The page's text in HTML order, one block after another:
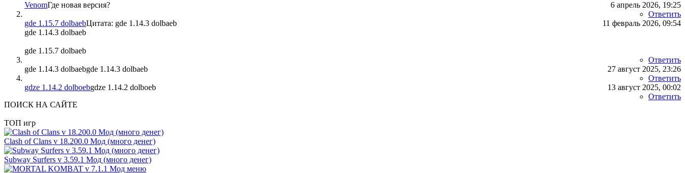
Venom 6 апрель 2026, 19:25
Где новая версия?
Ответить
gde 1.15.7 dolbaeb
11 февраль 2026, 09:54
Цитата: gde 1.14.3 dolbaeb
gde 1.14.3 dolbaeb
gde 1.15.7 dolbaeb
Ответить
gde 1.14.3 dolbaeb
27 август 2025, 23:26
gde 1.14.3 dolbaeb
Ответить
gdze 1.14.2 dolboeb
13 август 2025, 00:02
gdze 1.14.2 dolboeb
Ответить
ПОИСК НА САЙТЕ
ТОП игр
Clash of Clans v 18.200.0 Мод (много денег)
Subway Surfers v 3.59.1 Мод (много денег)